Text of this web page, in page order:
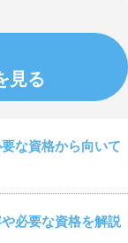
見る
な資格から向いて
必要な資格を解説